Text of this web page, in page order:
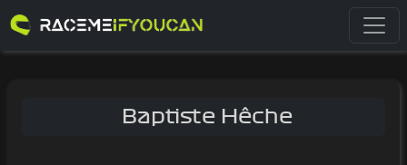
Baptiste Hêche